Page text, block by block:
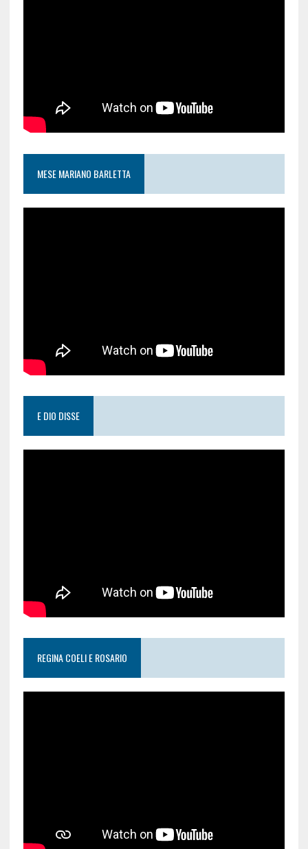
MESE MARIANO BARLETTA
E DIO DISSE
REGINA COELI E ROSARIO